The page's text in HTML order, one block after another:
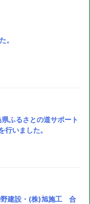
。
ふるさとの道サポート
行いました。
建設・(株)旭施工 合